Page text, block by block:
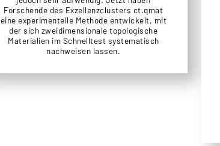
Forschende des Exzellenzclusters ct.qmat
eine experimentelle Methode entwickelt, mit
der sich zweidimensionale topologische
Materialien im Schnelltest systematisch
nachweisen lassen.